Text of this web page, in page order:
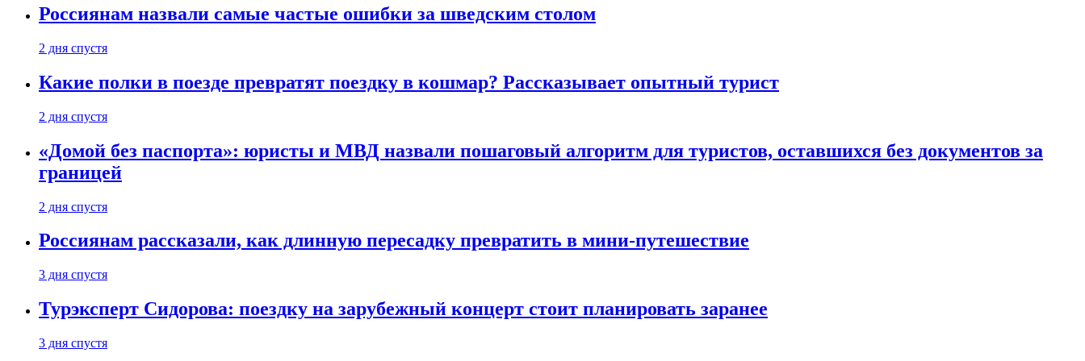
Россиянам назвали самые частые ошибки за шведским столом
2 дня спустя
Какие полки в поезде превратят поездку в кошмар? Рассказывает опытный турист
2 дня спустя
«Домой без паспорта»: юристы и МВД назвали пошаговый алгоритм для туристов, оставшихся без документов за
границей
2 дня спустя
Россиянам рассказали, как длинную пересадку превратить в мини-путешествие
3 дня спустя
Турэксперт Сидорова: поездку на зарубежный концерт стоит планировать заранее
3 дня спустя